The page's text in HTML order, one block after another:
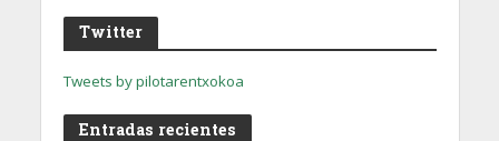
Twitter
Tweets by pilotarentxokoa
Entradas recientes